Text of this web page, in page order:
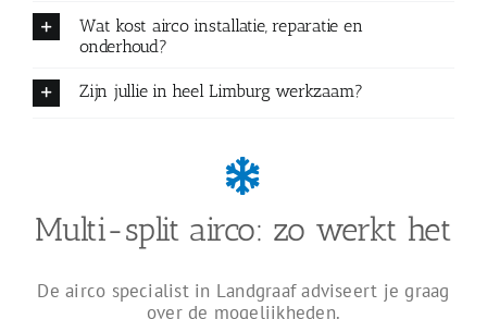
Wat kost airco installatie, reparatie en
onderhoud?
Zijn jullie in heel Limburg werkzaam?
Multi-split airco: zo werkt het
De airco specialist in Landgraaf adviseert je graag
over de mogelijkheden.